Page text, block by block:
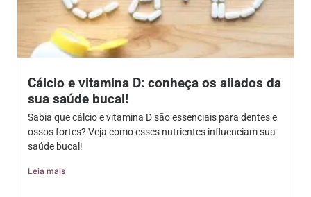
Cálcio e vitamina D: conheça os aliados da
sua saúde bucal!
Sabia que cálcio e vitamina D são essenciais para dentes e
ossos fortes? Veja como esses nutrientes influenciam sua
saúde bucal!
Leia mais